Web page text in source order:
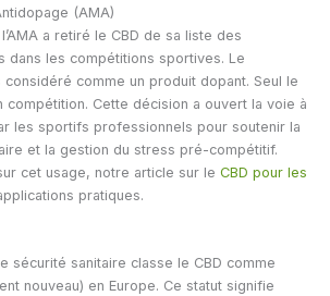
(AMA)
a retiré le CBD de sa liste des
dans les compétitions sportives. Le
considéré comme un produit dopant. Seul le
compétition. Cette décision a ouvert la voie à
les sportifs professionnels pour soutenir la
et la gestion du stress pré-compétitif.
cet usage, notre article sur le CBD pour les
pratiques.
sécurité sanitaire classe le CBD comme
nouveau) en Europe. Ce statut signifie